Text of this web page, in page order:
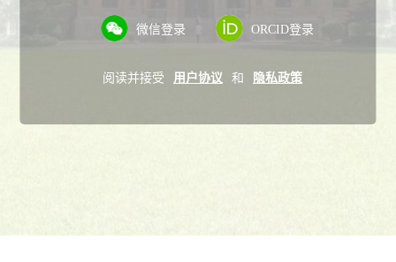
微信登录 ORCID登录
阅读并接受 用户协议 和 隐私政策